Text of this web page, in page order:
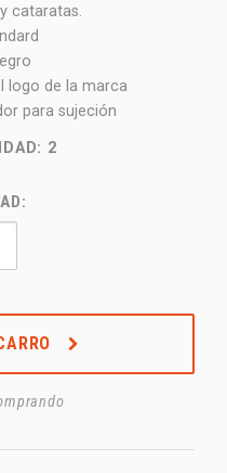
cataratas.
logo de la marca
para sujeción
2